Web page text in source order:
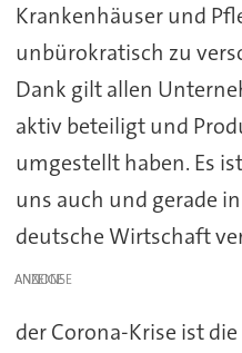
Krankenhäuser und
unbürokratisch zu
Dank gilt allen
aktiv beteiligt und
umgestellt haben. Es
uns auch und gerade
deutsche Wirtschaft
ANZEIGE
der Corona-Krise ist